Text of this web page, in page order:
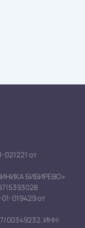
от
БИБИРЕВО»
019429 от
00349232. ИНН: